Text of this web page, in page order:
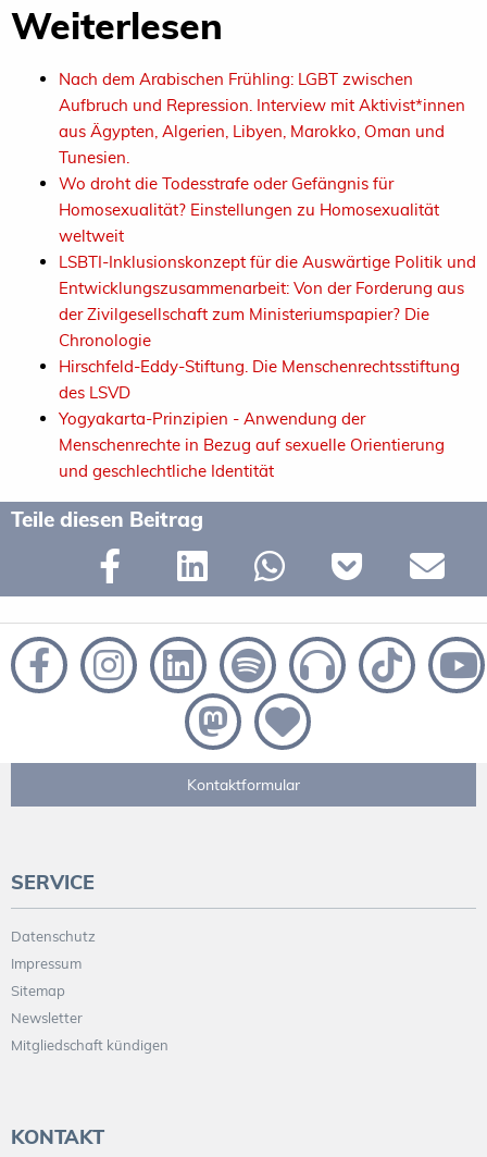
Weiterlesen
Nach dem Arabischen Frühling: LGBT zwischen
Aufbruch und Repression. Interview mit Aktivist*innen
aus Ägypten, Algerien, Libyen, Marokko, Oman und
Tunesien.
Wo droht die Todesstrafe oder Gefängnis für
Homosexualität? Einstellungen zu Homosexualität
weltweit
LSBTI-Inklusionskonzept für die Auswärtige Politik und
Entwicklungszusammenarbeit: Von der Forderung aus
der Zivilgesellschaft zum Ministeriumspapier? Die
Chronologie
Hirschfeld-Eddy-Stiftung. Die Menschenrechtsstiftung
des LSVD
Yogyakarta-Prinzipien - Anwendung der
Menschenrechte in Bezug auf sexuelle Orientierung
und geschlechtliche Identität
Teile diesen Beitrag
Kontaktformular
SERVICE
Datenschutz
Impressum
Sitemap
Newsletter
Mitgliedschaft kündigen
KONTAKT